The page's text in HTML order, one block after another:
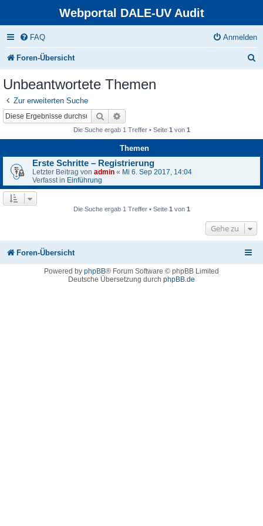
Webportal DALE-UV Audit
FAQ Anmelden
Foren-Übersicht
Unbeantwortete Themen
Zur erweiterten Suche
Suche
Die Suche ergab 1 Treffer • Seite 1 von 1
Themen
Erste Schritte – Registrierung
Letzter Beitrag von admin « Mi 6. Sep 2017, 14:04
Verfasst in Einführung
Die Suche ergab 1 Treffer • Seite 1 von 1
Gehe zu
Foren-Übersicht
Powered by phpBB® Forum Software © phpBB Limited
Deutsche Übersetzung durch phpBB.de